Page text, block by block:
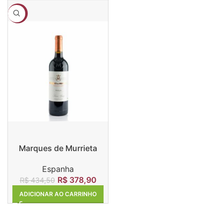
-13%
Marques de Murrieta
Espanha
R$434,50 R$378,90
ADICIONAR AO CARRINHO